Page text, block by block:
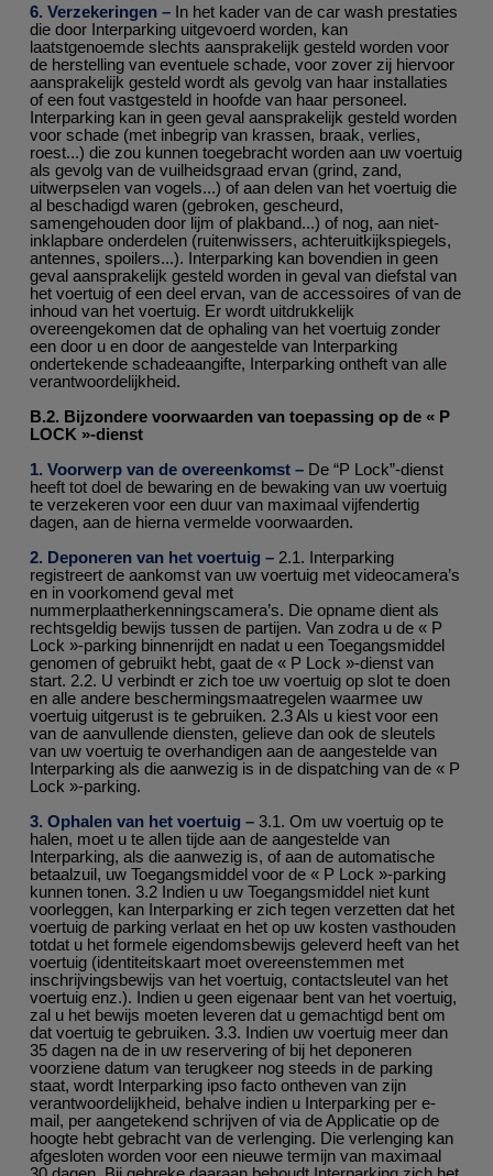
6. Verzekeringen – In het kader van de car wash prestaties
die door Interparking uitgevoerd worden, kan
laatstgenoemde slechts aansprakelijk gesteld worden voor
de herstelling van eventuele schade, voor zover zij hiervoor
aansprakelijk gesteld wordt als gevolg van haar installaties
of een fout vastgesteld in hoofde van haar personeel.
Interparking kan in geen geval aansprakelijk gesteld worden
voor schade (met inbegrip van krassen, braak, verlies,
roest...) die zou kunnen toegebracht worden aan uw voertuig
als gevolg van de vuilheidsgraad ervan (grind, zand,
uitwerpselen van vogels...) of aan delen van het voertuig die
al beschadigd waren (gebroken, gescheurd,
samengehouden door lijm of plakband...) of nog, aan niet-
inklapbare onderdelen (ruitenwissers, achteruitkijkspiegels,
antennes, spoilers...). Interparking kan bovendien in geen
geval aansprakelijk gesteld worden in geval van diefstal van
het voertuig of een deel ervan, van de accessoires of van de
inhoud van het voertuig. Er wordt uitdrukkelijk
overeengekomen dat de ophaling van het voertuig zonder
een door u en door de aangestelde van Interparking
ondertekende schadeaangifte, Interparking ontheft van alle
verantwoordelijkheid.
B.2. Bijzondere voorwaarden van toepassing op de « P
LOCK »-dienst
1. Voorwerp van de overeenkomst – De “P Lock”-dienst
heeft tot doel de bewaring en de bewaking van uw voertuig
te verzekeren voor een duur van maximaal vijfendertig
dagen, aan de hierna vermelde voorwaarden.
2. Deponeren van het voertuig – 2.1. Interparking
registreert de aankomst van uw voertuig met videocamera’s
en in voorkomend geval met
nummerplaatherkenningscamera’s. Die opname dient als
rechtsgeldig bewijs tussen de partijen. Van zodra u de « P
Lock »-parking binnenrijdt en nadat u een Toegangsmiddel
genomen of gebruikt hebt, gaat de « P Lock »-dienst van
start. 2.2. U verbindt er zich toe uw voertuig op slot te doen
en alle andere beschermingsmaatregelen waarmee uw
voertuig uitgerust is te gebruiken. 2.3 Als u kiest voor een
van de aanvullende diensten, gelieve dan ook de sleutels
van uw voertuig te overhandigen aan de aangestelde van
Interparking als die aanwezig is in de dispatching van de « P
Lock »-parking.
3. Ophalen van het voertuig –3.1. Om uw voertuig op te
halen, moet u te allen tijde aan de aangestelde van
Interparking, als die aanwezig is, of aan de automatische
betaalzuil, uw Toegangsmiddel voor de « P Lock »-parking
kunnen tonen. 3.2 Indien u uw Toegangsmiddel niet kunt
voorleggen, kan Interparking er zich tegen verzetten dat het
voertuig de parking verlaat en het op uw kosten vasthouden
totdat u het formele eigendomsbewijs geleverd heeft van het
voertuig (identiteitskaart moet overeenstemmen met
inschrijvingsbewijs van het voertuig, contactsleutel van het
voertuig enz.). Indien u geen eigenaar bent van het voertuig,
zal u het bewijs moeten leveren dat u gemachtigd bent om
dat voertuig te gebruiken. 3.3. Indien uw voertuig meer dan
35 dagen na de in uw reservering of bij het deponeren
voorziene datum van terugkeer nog steeds in de parking
staat, wordt Interparking ipso facto ontheven van zijn
verantwoordelijkheid, behalve indien u Interparking per e-
mail, per aangetekend schrijven of via de Applicatie op de
hoogte hebt gebracht van de verlenging. Die verlenging kan
afgesloten worden voor een nieuwe termijn van maximaal